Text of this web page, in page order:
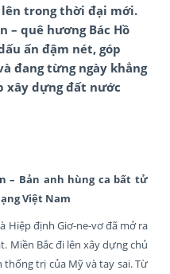
trong thời đại mới.
– quê hương Bác Hồ
ấn đậm nét, góp
đang từng ngày khẳng
xây dựng đất nước
– Bản anh hùng ca bất tử
Việt Nam
Hiệp định Giơ-ne-vơ đã mở ra
Miền Bắc đi lên xây dựng chủ
thống trị của Mỹ và tay sai. Từ